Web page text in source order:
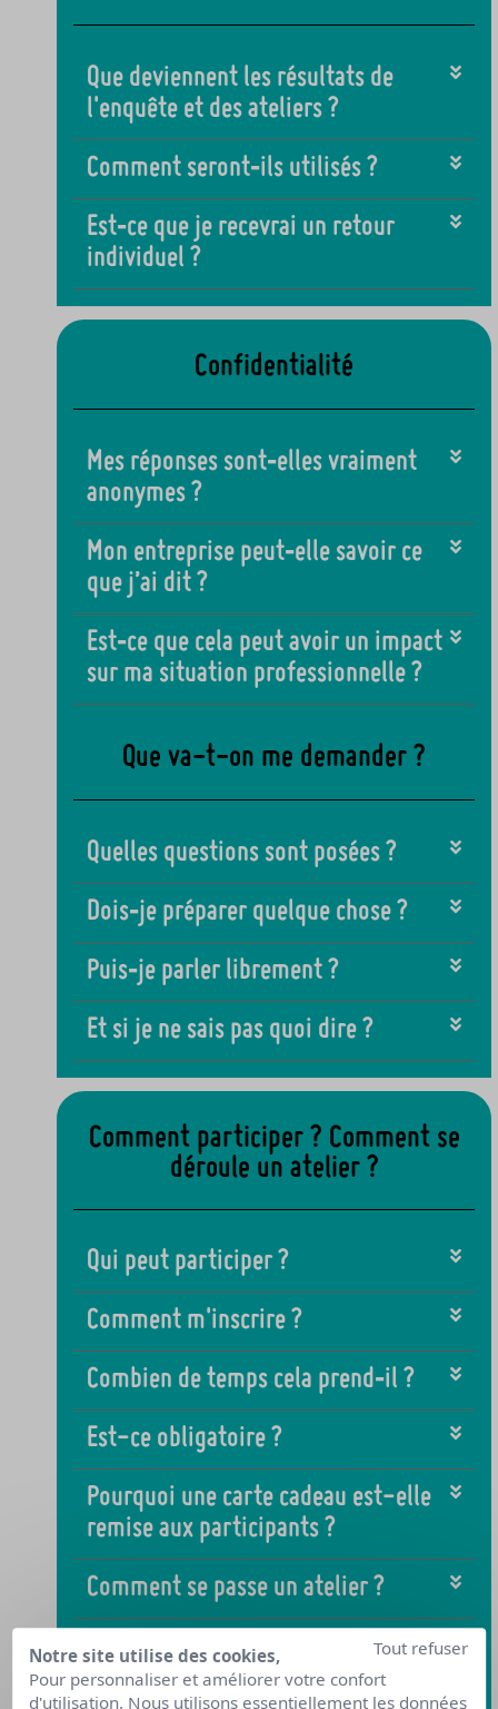
Que deviennent les résultats de
l'enquête et des ateliers ?
Comment seront‑ils utilisés ?
Est‑ce que je recevrai un retour
individuel ?
Confidentialité
Mes réponses sont‑elles vraiment
anonymes ?
Mon entreprise peut‑elle savoir ce
que j’ai dit ?
Est‑ce que cela peut avoir un impact
sur ma situation professionnelle ?
Que va-t-on me demander ?
Quelles questions sont posées ?
Dois‑je préparer quelque chose ?
Puis‑je parler librement ?
Et si je ne sais pas quoi dire ?
Comment participer ? Comment se
déroule un atelier ?
Qui peut participer ?
Comment m'inscrire ?
Combien de temps cela prend‑il ?
Est-ce obligatoire ?
Pourquoi une carte cadeau est-elle
remise aux participants ?
Comment se passe un atelier ?
Puis‑je participer en individuel ?
Notre site utilise des cookies,
Pour personnaliser et améliorer votre confort
d'utilisation. Nous utilisons essentiellement les données
Tout refuser